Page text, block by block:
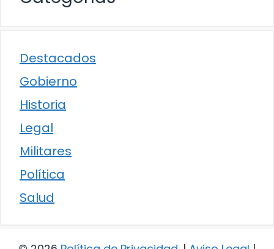
Destacados
Gobierno
Historia
Legal
Militares
Política
Salud